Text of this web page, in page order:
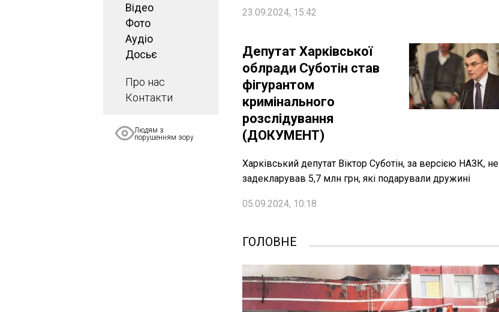
Відео
Фото
Аудіо
Досьє
Про нас
Контакти
Людям з
порушенням зору
23.09.2024, 15:42
Депутат Харківської
облради Суботін став
фігурантом
кримінального
розслідування
(ДОКУМЕНТ)
Харківський депутат Віктор Суботін, за версією НАЗК, не
задекларував 5,7 млн грн, які подарували дружині
05.09.2024, 10:18
ГОЛОВНЕ